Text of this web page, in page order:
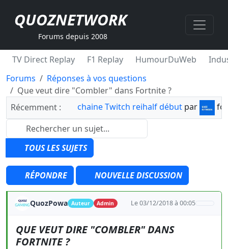
QUOZNETWORK
Forums depuis 2008
TV Direct Replay F1 Replay HumourDuWeb
Forums
Réponses à vos questions
Que veut dire "Combler" dans Fortnite ?
Récemment :
chaine Twitch reihalf début par
TOUS LES SUJETS
RÉPONDRE NOUVELLE DISCUSSION
QuozPowa Auteur Admin Le 03/12/2018 à 00:05
QUE VEUT DIRE "COMBLER" DANS
FORTNITE ?